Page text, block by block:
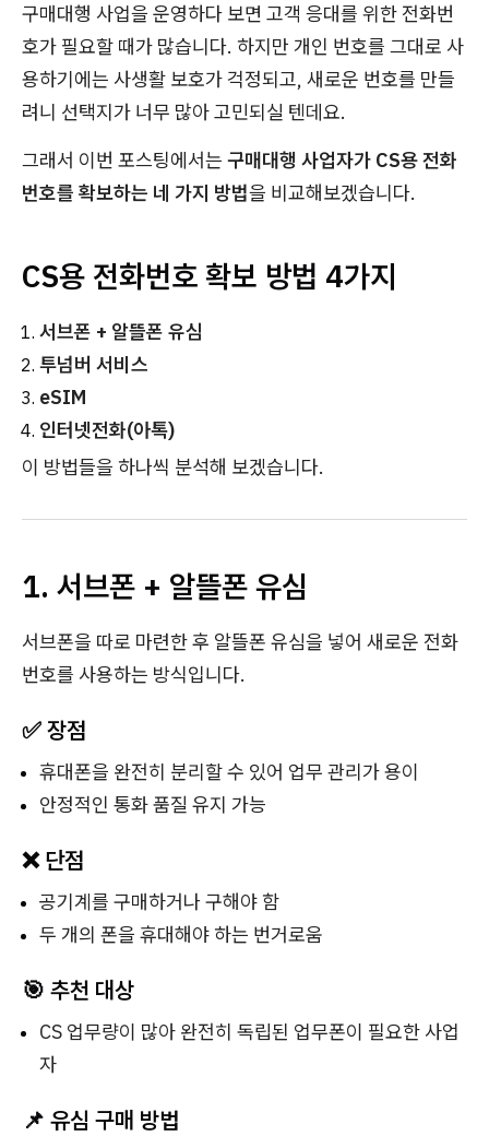
구매대행 사업을 운영하다 보면 고객 응대를 위한 전화번
호가 필요할 때가 많습니다. 하지만 개인 번호를 그대로 사
용하기에는 사생활 보호가 걱정되고, 새로운 번호를 만들
려니 선택지가 너무 많아 고민되실 텐데요.
그래서 이번 포스팅에서는 구매대행 사업자가 CS용 전화
번호를 확보하는 네 가지 방법을 비교해보겠습니다.
CS용 전화번호 확보 방법 4가지
서브폰 + 알뜰폰 유심
투넘버 서비스
eSIM
인터넷전화(아톡)
이 방법들을 하나씩 분석해 보겠습니다.
1. 서브폰 + 알뜰폰 유심
서브폰을 따로 마련한 후 알뜰폰 유심을 넣어 새로운 전화
번호를 사용하는 방식입니다.
✅ 장점
휴대폰을 완전히 분리할 수 있어 업무 관리가 용이
안정적인 통화 품질 유지 가능
❌ 단점
공기계를 구매하거나 구해야 함
두 개의 폰을 휴대해야 하는 번거로움
🎯 추천 대상
CS 업무량이 많아 완전히 독립된 업무폰이 필요한 사업
자
📌 유심 구매 방법